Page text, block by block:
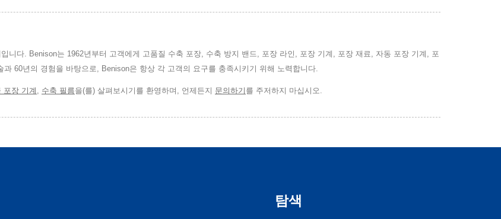
니다. Benison는 1962년부터 고객에게 고품질 수축 포장, 수축 방지 밴드, 포장 라인, 포장 기계, 포장 재료, 자동 포장 기계, 포
60년의 경험을 바탕으로, Benison은 항상 각 고객의 요구를 충족시키기 위해 노력합니다.
포장 기계 , 수축 필름을(를) 살펴보시기를 환영하며, 언제든지 문의하기 를 주저하지 마십시오.
탐색